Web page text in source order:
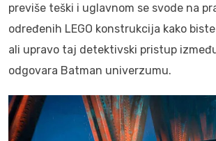
previše teški i uglavnom se svode na
određenih LEGO konstrukcija kako
ali upravo taj detektivski pristup
odgovara Batman univerzumu.